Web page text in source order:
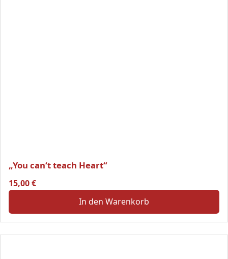
„You can‘t teach Heart“
15,00€
In den Warenkorb